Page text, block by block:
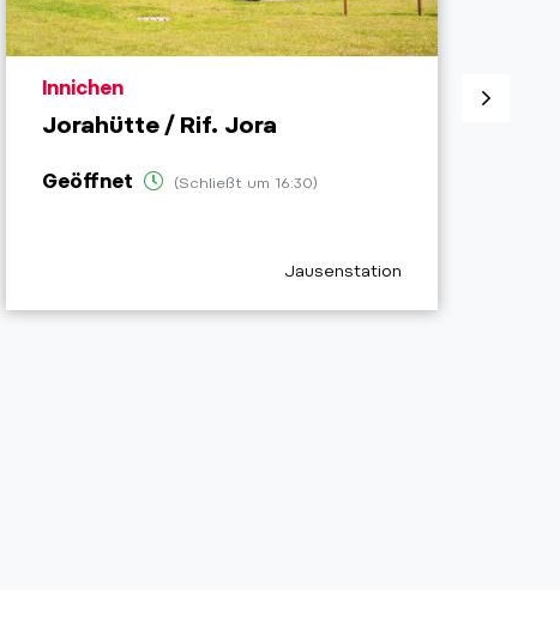
aria.poi_location_prefix
Innichen
Jorahütte / Rif. Jora
Geöffnet (Schließt um 16:30)
aria.poi_category_prefix
Jausenstation